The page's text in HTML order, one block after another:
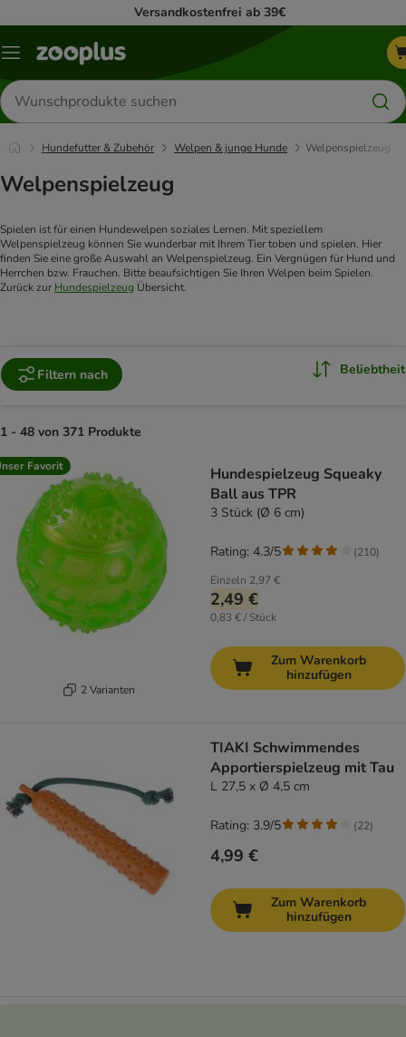
Versandkostenfrei ab 39€
Menü
Produkte
suchen
Hundefutter & Zubehör Welpen & junge Hunde Welpenspielzeug
Welpenspielzeug
Spielen ist für einen Hundewelpen soziales Lernen. Mit speziellem
Welpenspielzeug können Sie wunderbar mit Ihrem Tier toben und spielen. Hier
finden Sie eine große Auswahl an Welpenspielzeug. Ein Vergnügen für Hund und
Herrchen bzw. Frauchen. Bitte beaufsichtigen Sie Ihren Welpen beim Spielen.
Zurück zur Hundespielzeug Übersicht.
Filtern nach Beliebtheit
1 - 48 von 371 Produkte
product items have been changed
Favorit
2 Varianten
Hundespielzeug Squeaky
Ball aus TPR
3 Stück (Ø 6 cm)
Einzeln 2,97 €
2,49 €
0,83 € / Stück
Rating: 4.3/5 (210)
Zum Warenkorb
hinzufügen
TIAKI Schwimmendes
Apportierspielzeug mit Tau
L 27,5 x Ø 4,5 cm
4,99 €
Rating: 3.9/5 (22)
Zum Warenkorb
hinzufügen